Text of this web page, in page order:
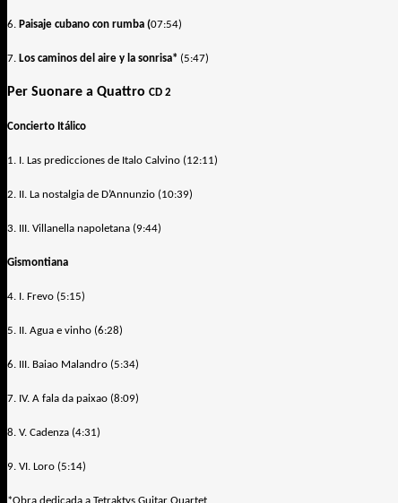
6. Paisaje cubano con rumba (07:54)
7. Los caminos del aire y la sonrisa* (5:47)
Per Suonare a Quattro CD 2
Concierto Itálico
1. I. Las predicciones de Italo Calvino (12:11)
2. II. La nostalgia de D’Annunzio (10:39)
3. III. Villanella napoletana (9:44)
Gismontiana
4. I. Frevo (5:15)
5. II. Agua e vinho (6:28)
6. III. Baiao Malandro (5:34)
7. IV. A fala da paixao (8:09)
8. V. Cadenza (4:31)
9. VI. Loro (5:14)